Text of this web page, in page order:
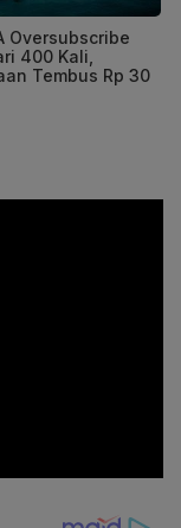
Oversubscribe
400 Kali,
Tembus Rp 30